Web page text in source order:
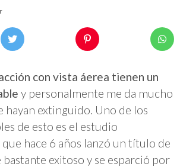
con vista áerea tienen un
y personalmente me da mucho
hayan extinguido. Uno de los
de esto es el estudio
, que hace 6 años lanzó un título de
exitoso y se esparció por